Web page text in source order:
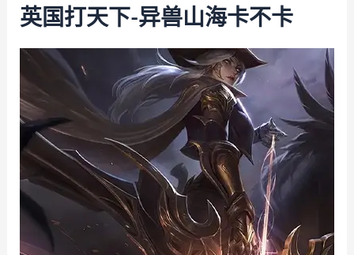
英国打天下-异兽山海卡不卡